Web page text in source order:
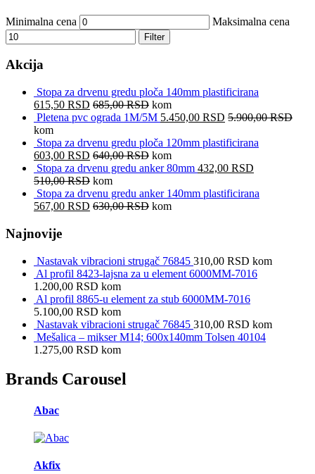
Minimalna cena Maksimalna cena
Filter
Akcija
Stopa za drvenu gredu ploča 140mm plastificirana
615,50 RSD 685,00RSD kom
Pletena pvc ograda 1M/5M 5.450,00 RSD 5.900,00RSD
kom
Stopa za drvenu gredu ploča 120mm plastificirana
603,00 RSD 640,00RSD kom
Stopa za drvenu gredu anker 80mm 432,00 RSD
510,00RSD kom
Stopa za drvenu gredu anker 140mm plastificirana
567,00 RSD 630,00RSD kom
Najnovije
Nastavak vibracioni strugač 76845 310,00 RSD kom
Al profil 8423-lajsna za u element 6000MM-7016
1.200,00 RSD kom
Al profil 8865-u element za stub 6000MM-7016
5.100,00 RSD kom
Nastavak vibracioni strugač 76845 310,00 RSD kom
Mešalica – mikser M14; 600x140mm Tolsen 40104
1.275,00 RSD kom
Brands Carousel
Abac
Akfix